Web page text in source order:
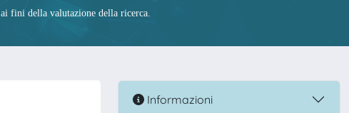
fini della valutazione della ricerca.
Informazioni